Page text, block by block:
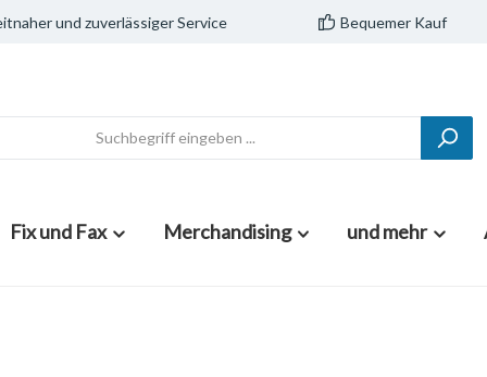
und zuverlässiger Service Bequemer Kauf
Fix und Fax Merchandising und mehr